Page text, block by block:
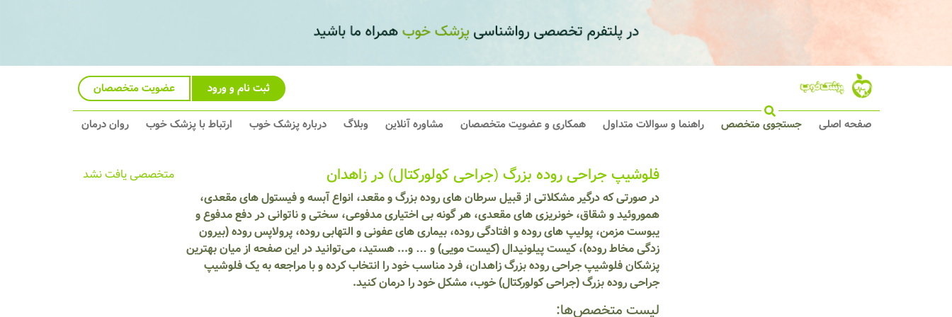
ثبت نام و ورود عضویت متخصصان
صفحه اصلی جستجوی متخصص راهنما و سوالات متداول همکاری و عضویت متخصصان مشاوره آنلاین وبلاگ درباره پزشک خوب ارتباط با پزشک خوب روان درمان
فلوشیپ جراحی روده بزرگ (جراحی کولورکتال) در زاهدان
در صورتی که درگیر مشکلاتی از قبیل سرطان های روده بزرگ و مقعد، انواع آبسه و فیستول های مقعدی،
هموروئید و شقاق، خونریزی های مقعدی، هر گونه بی اختیاری مدفوعی، سختی و ناتوانی در دفع مدفوع و
یبوست مزمن، پولیپ های روده و افتادگی روده، بیماری های عفونی و التهابی روده، پرولاپس روده (بیرون
زدگی مخاط روده)، کیست پیلونیدال (کیست مویی) و … و... هستید، می‌توانید در این صفحه از میان بهترین
پزشکان فلوشیپ جراحی روده بزرگ زاهدان، فرد مناسب خود را انتخاب کرده و با مراجعه به یک فلوشیپ
جراحی روده بزرگ (جراحی کولورکتال) خوب، مشکل خود را درمان کنید.
لیست متخصص‌ها:
متخصصی یافت نشد